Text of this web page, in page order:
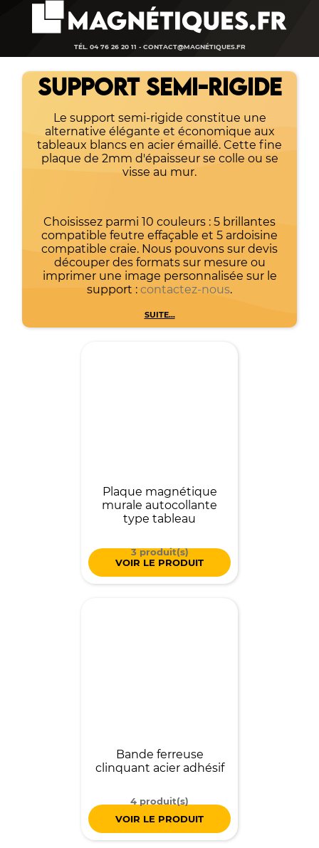
TÉL. 04 76 26 20 11 - CONTACT@MAGNÉTIQUES.FR
SUPPORT SEMI-RIGIDE
Le support semi-rigide constitue une
alternative élégante et économique aux
tableaux blancs en acier émaillé. Cette fine
plaque de 2mm d'épaisseur se colle ou se
visse au mur.
Choisissez parmi 10 couleurs : 5 brillantes
compatible feutre effaçable et 5 ardoisine
compatible craie. Nous pouvons sur devis
découper des formats sur mesure ou
imprimer une image personnalisée sur le
support : contactez-nous.
SUITE...
Plaque magnétique
murale autocollante
type tableau
3 produit(s)
VOIR LE PRODUIT
Bande ferreuse
clinquant acier adhésif
4 produit(s)
VOIR LE PRODUIT